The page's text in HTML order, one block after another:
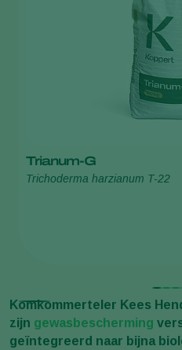
Trianum-G
Trichoderma harzianum T-22
Komkommerteler Kees
zijn gewasbescherming
geïntegreerd naar bijna